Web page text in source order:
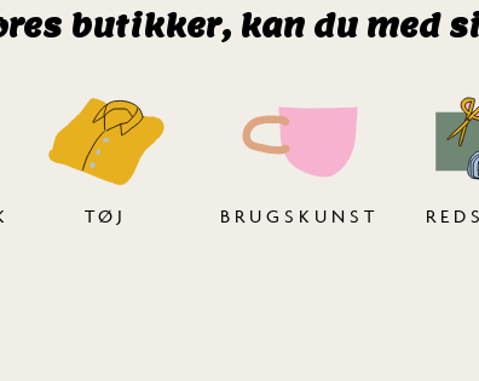
butikker, kan du med
TØJ BRUGSKUNST